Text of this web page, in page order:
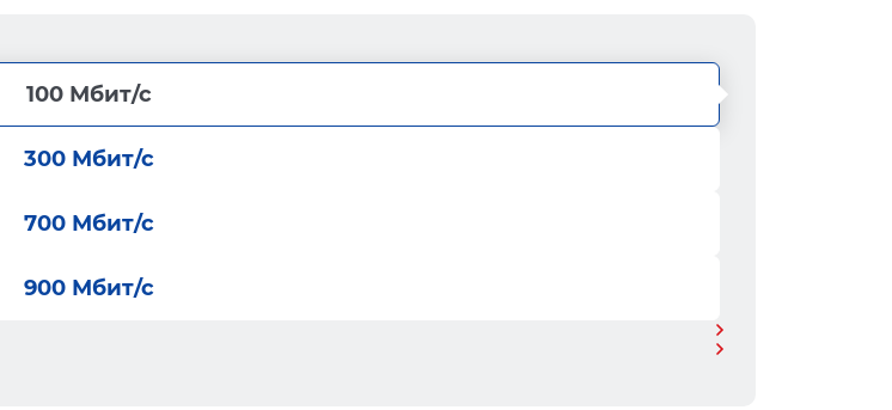
100 Мбит/с
300 Мбит/с
700 Мбит/с
900 Мбит/с